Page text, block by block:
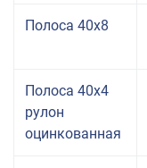
Полоса 40x8
Полоса 40x4
рулон
оцинкованная